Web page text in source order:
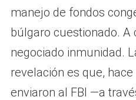
manejo de fondos
búlgaro cuestionado. A
negociado inmunidad.
revelación es que,
enviaron al FBI —a